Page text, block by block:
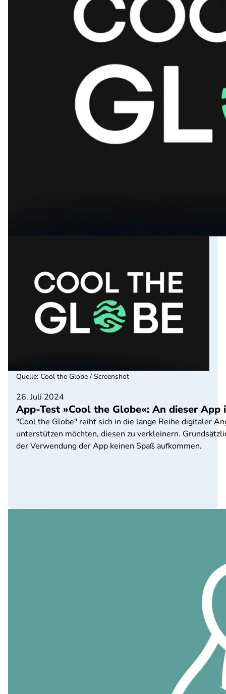
26. Juli 2024
App-Test »Cool the Globe«: An dieser
"Cool the Globe" reiht sich in die lange Reihe digitaler
unterstützen möchten, diesen zu verkleinern.
der Verwendung der App keinen Spaß aufkommen.
Quelle: Cool the Globe / Screenshot